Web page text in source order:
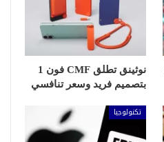
نوثينق تطلق CMF فون 1
بتصميم فريد وسعر تنافسي
تكنولوجيا